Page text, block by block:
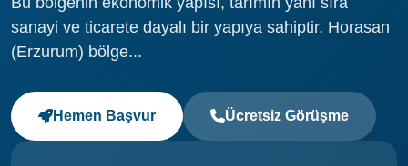
sanayi ve ticarete dayalı bir yapıya sahiptir. Horasan
(Erzurum) bölge...
Hemen Başvur Ücretsiz Görüşme